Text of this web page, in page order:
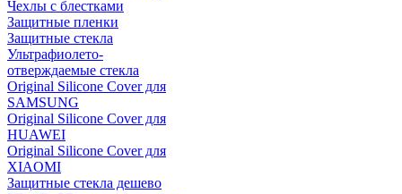
Чехлы с блестками
Защитные пленки
Защитные стекла
Ультрафиолето-
отверждаемые стекла
Original Silicone Cover для
SAMSUNG
Original Silicone Cover для
HUAWEI
Original Silicone Cover для
XIAOMI
Защитные стекла дешево